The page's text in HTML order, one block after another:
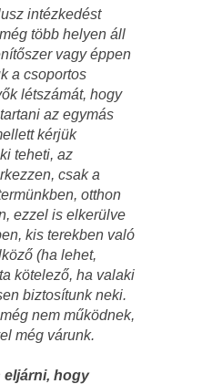
intézkedést
több helyen áll
vagy éppen
a csoportos
létszámát, hogy
az egymás
kérjük
teheti, az
csak a
otthon
ezzel is elkerülve
kis terekben való
(ha lehet,
kötelező, ha valaki
biztosítunk neki.
nem működnek,
még várunk.
hogy